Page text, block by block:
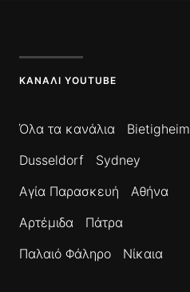
ΚΑΝΆΛΙ YOUTUBE
Όλα τα κανάλια
Bietigheim
Dusseldorf
Sydney
Αγία Παρασκευή
Αθήνα
Αρτέμιδα
Πάτρα
Παλαιό Φάληρο
Νίκαια